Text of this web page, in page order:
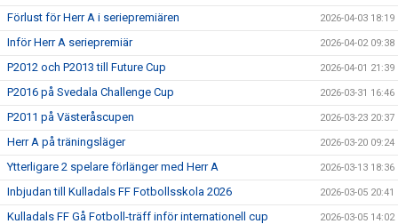
Förlust för Herr A i seriepremiären 2026-04-03 18:19
Inför Herr A seriepremiär 2026-04-02 09:38
P2012 och P2013 till Future Cup 2026-04-01 21:39
P2016 på Svedala Challenge Cup 2026-03-31 16:46
P2011 på Västeråscupen 2026-03-23 20:37
Herr A på träningsläger 2026-03-20 09:24
Ytterligare 2 spelare förlänger med Herr A 2026-03-13 18:36
Inbjudan till Kulladals FF Fotbollsskola 2026 2026-03-05 20:41
Kulladals FF Gå Fotboll-träff inför internationell cup 2026-03-05 14:02